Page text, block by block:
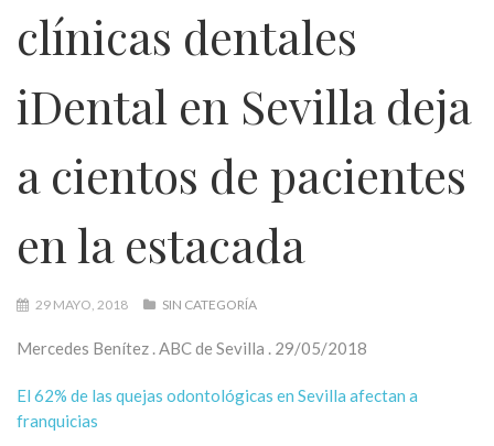
clínicas dentales
iDental en Sevilla deja
a cientos de pacientes
en la estacada
29 MAYO, 2018 SIN CATEGORÍA
Mercedes Benítez . ABC de Sevilla . 29/05/2018
El 62% de las quejas odontológicas en Sevilla afectan a
franquicias